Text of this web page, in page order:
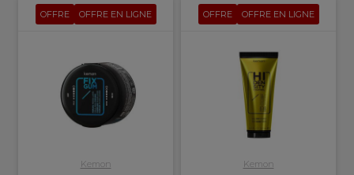
OFFRE OFFRE EN LIGNE
Kemon
OFFRE OFFRE EN LIGNE
Kemon